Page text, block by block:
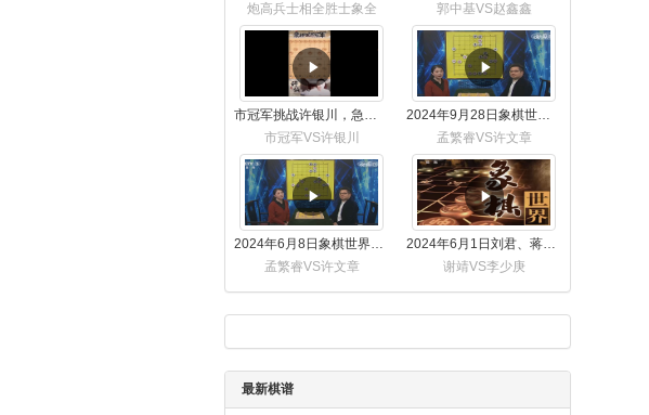
炮高兵士相全胜士象全
郭中基VS赵鑫鑫
市冠军挑战许银川，急进中兵变化真激烈！
市冠军VS许银川
2024年9月28日象棋世界栏目，刘君、蒋川讲解了第九届杨官璘杯象棋公开赛孟繁睿与许文章的对局
孟繁睿VS许文章
2024年6月8日象棋世界，刘君、蒋川讲解了第九届杨官璘杯全国象棋公开赛孟繁睿与许文章的对局
孟繁睿VS许文章
2024年6月1日刘君、蒋川讲解第三届上海杯象棋大师赛谢靖与李少庚的对局
谢靖VS李少庚
最新棋谱